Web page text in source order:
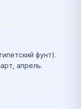
фунт).
апрель.